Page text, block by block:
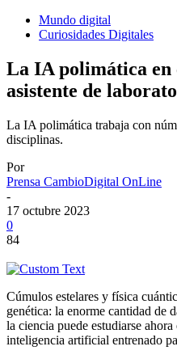
Mundo digital
Curiosidades Digitales
La IA polimática en
asistente de
La IA polimática trabaja con
disciplinas.
Por
Prensa CambioDigital OnLine
-
17 octubre 2023
0
84
Cúmulos estelares y física
genética: la enorme cantidad de
la ciencia puede estudiarse
inteligencia artificial entrenado